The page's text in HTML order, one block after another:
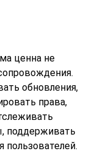
ценна не
обновления,
права,
поддерживать